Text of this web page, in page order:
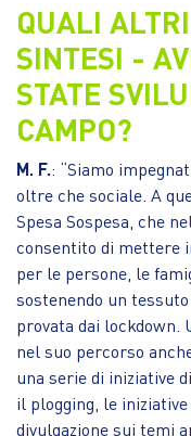
QUALI
SINTESI -
STATE
CAMPO?
M. F.: “Siamo
oltre che sociale. A
Spesa Sospesa, che
consentito di mettere
per le persone, le
sostenendo un
provata dai lockdown.
nel suo percorso
una serie di iniziative
il plogging, le
divulgazione sui temi